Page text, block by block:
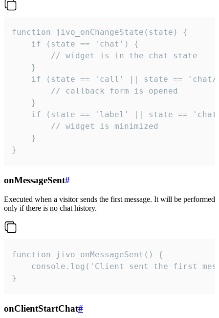
function jivo_onChangeState(state) {
    if (state == 'chat') {
        // widget is in the chat state
    }
if (state == 'call' || state ==
        // callback form is opened
    }
if (state == 'label' || state ==
        // widget is minimized
    }
}
onMessageSent#
Executed when a visitor sends the first message. It will be performed
only if there is no chat history.
function jivo_onMessageSent() {
console.log('Client sent the first
}
onClientStartChat#